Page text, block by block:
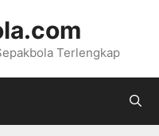
Terlengkap